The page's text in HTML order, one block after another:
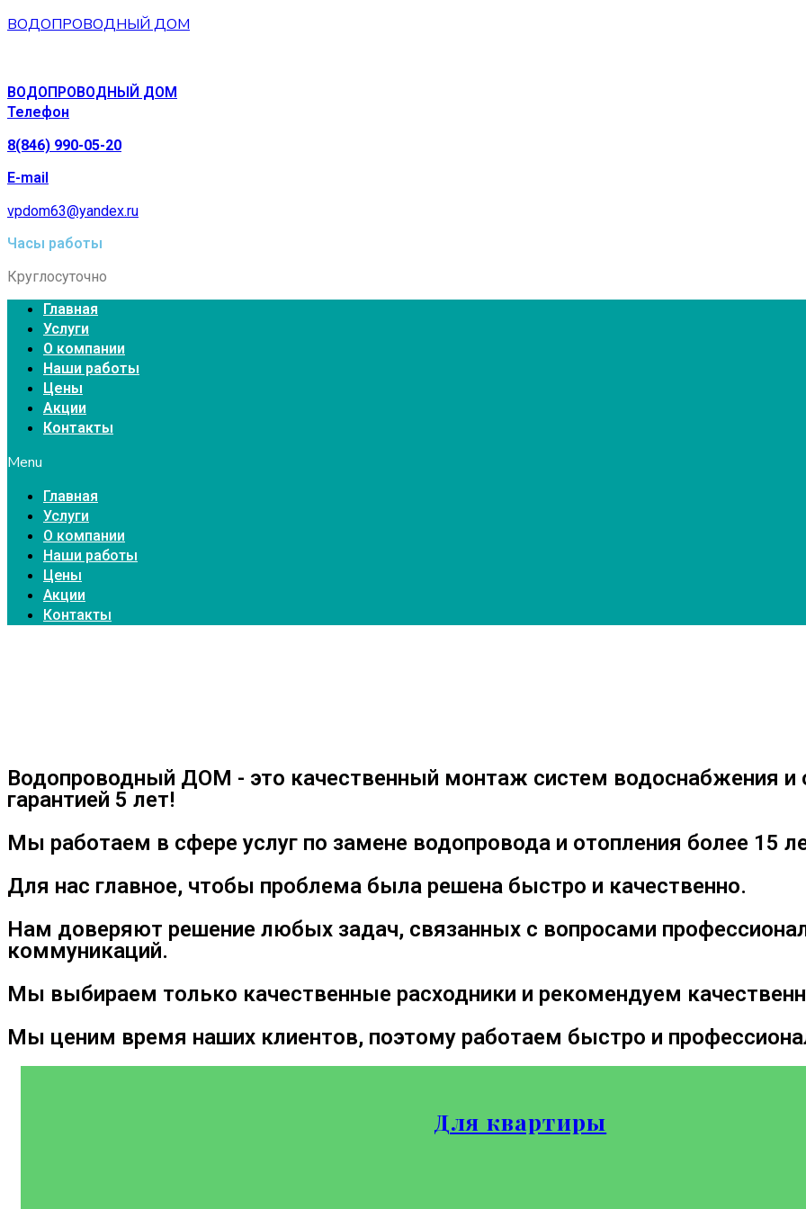
ВОДОПРОВОДНЫЙ ДОМ
ВОДОПРОВОДНЫЙ ДОМ
Телефон
8(846) 990-05-20
E-mail
vpdom63@yandex.ru
Часы работы
Круглосуточно
Главная
Услуги
О компании
Наши работы
Цены
Акции
Контакты
Menu
Главная
Услуги
О компании
Наши работы
Цены
Акции
Контакты
Водопроводный ДОМ - это качественный монтаж систем водоснабжения и
гарантией 5 лет!
Мы работаем в сфере услуг по замене водопровода и отопления более 15
Для нас главное, чтобы проблема была решена быстро и качественно.
Нам доверяют решение любых задач, связанных с вопросами
коммуникаций.
Мы выбираем только качественные расходники и рекомендуем
Мы ценим время наших клиентов, поэтому работаем быстро и
Для квартиры